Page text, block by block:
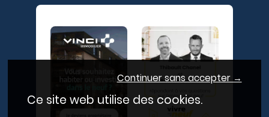
Continuer sans accepter →
Ce site web utilise des cookies.